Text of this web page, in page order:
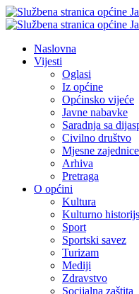
Naslovna
Vijesti
Oglasi
Iz općine
Općinsko vijeće
Javne nabavke
Saradnja sa
Civilno društvo
Mjesne zajednice
Arhiva
Pretraga
O općini
Kultura
Kulturno
Sport
Sportski savez
Turizam
Mediji
Zdravstvo
Socijalna zaštita